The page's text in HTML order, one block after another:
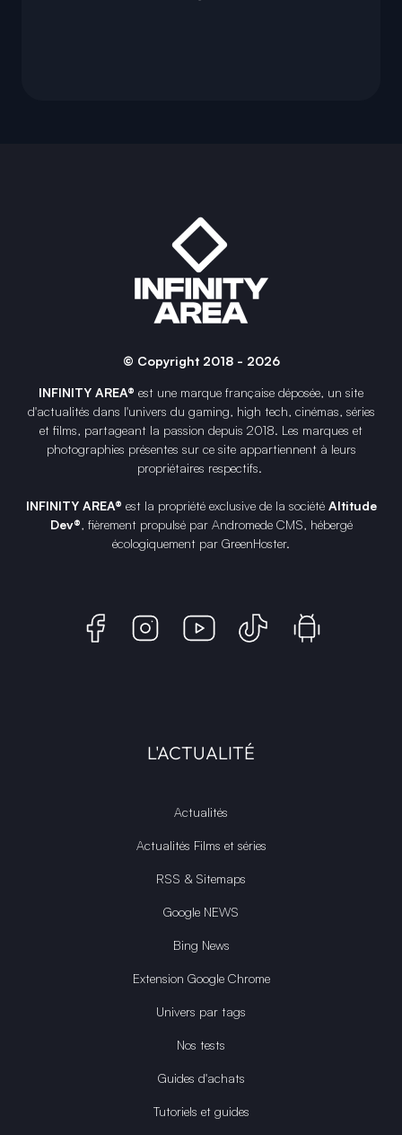
© Copyright 2018 - 2026
INFINITY AREA® est une marque française déposée, un site
d'actualités dans l'univers du gaming, high tech, cinémas, séries
et films, partageant la passion depuis 2018. Les marques et
photographies présentes sur ce site appartiennent à leurs
propriétaires respectifs.
INFINITY AREA® est la propriété exclusive de la société Altitude
Dev®, fièrement propulsé par Andromede CMS, hébergé
écologiquement par GreenHoster.
L'ACTUALITÉ
Actualités
Actualités Films et séries
RSS & Sitemaps
Google NEWS
Bing News
Extension Google Chrome
Univers par tags
Nos tests
Guides d'achats
Tutoriels et guides